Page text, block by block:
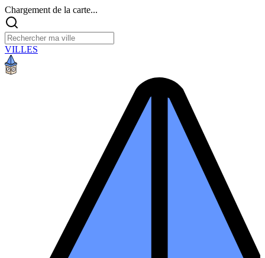
Chargement de la carte...
VILLES